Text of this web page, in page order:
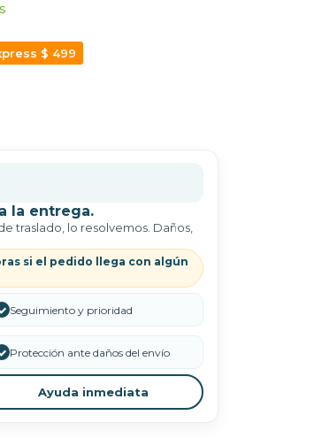
$ 499
la entrega.
traslado, lo resolvemos. Daños,
si el pedido llega con algún
Seguimiento y prioridad
Protección ante daños del envío
Ayuda inmediata